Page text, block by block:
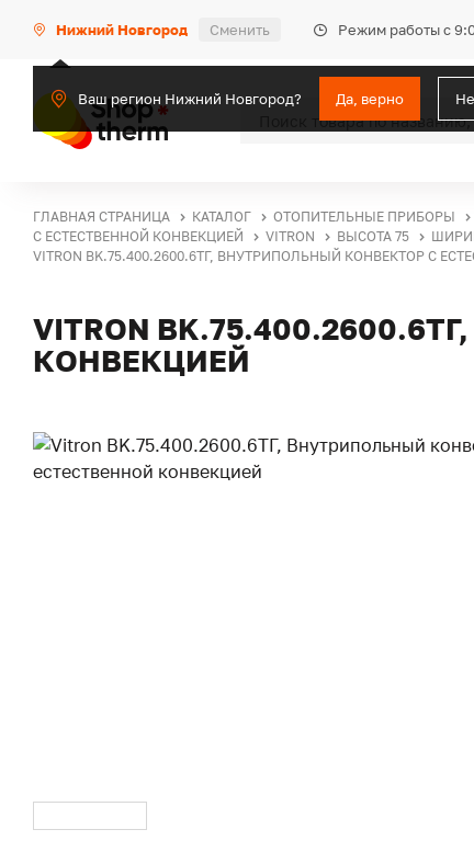
Нижний Новгород Сменить Режим работы с
Ваш регион Нижний Новгород? Да, верно
ГЛАВНАЯ СТРАНИЦА КАТАЛОГ ОТОПИТЕЛЬНЫЕ ПРИБОРЫ
С ЕСТЕСТВЕННОЙ КОНВЕКЦИЕЙ
VITRON ВЫСОТА 75
VITRON BK.75.400.2600.6ТГ, ВНУТРИПОЛЬНЫЙ КОНВЕКТОР С
VITRON
КОНВЕКЦИЕЙ